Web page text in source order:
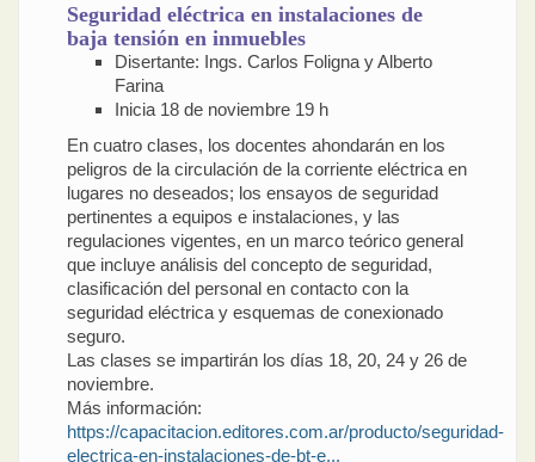
Seguridad eléctrica en instalaciones de
baja tensión en inmuebles
Disertante: Ings. Carlos Foligna y Alberto
Farina
Inicia 18 de noviembre 19 h
En cuatro clases, los docentes ahondarán en los
peligros de la circulación de la corriente eléctrica en
lugares no deseados; los ensayos de seguridad
pertinentes a equipos e instalaciones, y las
regulaciones vigentes, en un marco teórico general
que incluye análisis del concepto de seguridad,
clasificación del personal en contacto con la
seguridad eléctrica y esquemas de conexionado
seguro.
Las clases se impartirán los días 18, 20, 24 y 26 de
noviembre.
Más información:
https://capacitacion.editores.com.ar/producto/seguridad-
electrica-en-instalaciones-de-bt-e...